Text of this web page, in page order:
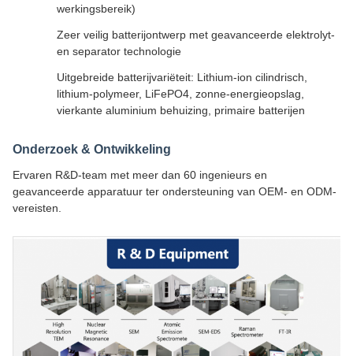
werkingsbereik)
Zeer veilig batterijontwerp met geavanceerde elektrolyt-
en separator technologie
Uitgebreide batterijvariëteit: Lithium-ion cilindrisch,
lithium-polymeer, LiFePO4, zonne-energieopslag,
vierkante aluminium behuizing, primaire batterijen
Onderzoek & Ontwikkeling
Ervaren R&D-team met meer dan 60 ingenieurs en
geavanceerde apparatuur ter ondersteuning van OEM- en ODM-
vereisten.